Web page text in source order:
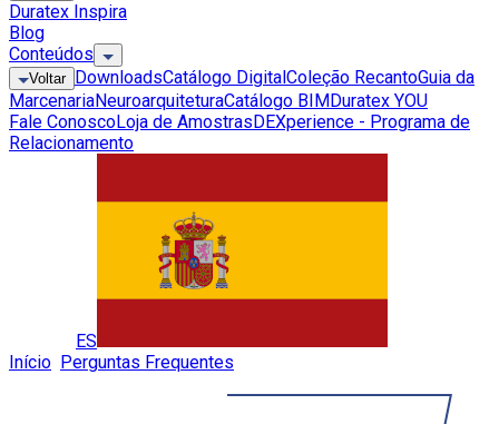
Duratex Inspira
Blog
Conteúdos
Voltar DownloadsCatálogo DigitalColeção RecantoGuia da
MarcenariaNeuroarquiteturaCatálogo BIMDuratex YOU
Fale ConoscoLoja de AmostrasDEXperience - Programa de
Relacionamento
ES
Início Perguntas Frequentes